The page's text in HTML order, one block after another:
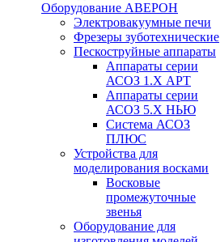
Оборудование АВЕРОН
Электровакуумные печи
Фрезеры зуботехнические
Пескоструйные аппараты
Аппараты серии
АСОЗ 1.Х АРТ
Аппараты серии
АСОЗ 5.Х НЬЮ
Система АСОЗ
ПЛЮС
Устройства для
моделирования восками
Восковые
промежуточные
звенья
Оборудование для